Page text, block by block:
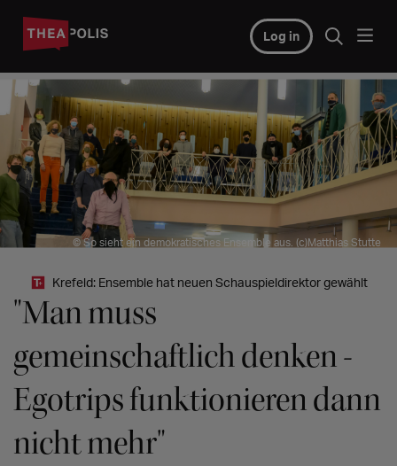
Log in
© So sieht ein demokratisches Ensemble aus. (c)Matthias Stutte
Krefeld: Ensemble hat neuen Schauspieldirektor gewählt
"Man muss
gemeinschaftlich denken -
Egotrips funktionieren dann
nicht mehr"